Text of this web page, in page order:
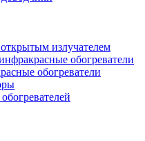
излучателем
обогреватели
обогреватели